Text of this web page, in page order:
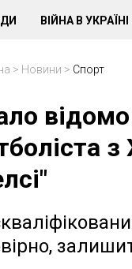
ВІЙНА В УКРАЇНІ
> Новини > Спорт